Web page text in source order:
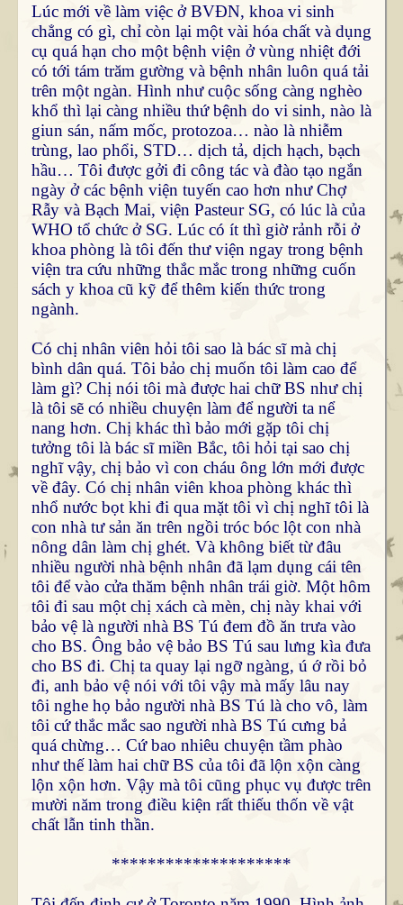
Lúc mới về làm việc ở BVĐN, khoa vi sinh
chẳng có gì, chỉ còn lại một vài hóa chất và dụng
cụ quá hạn cho một bệnh viện ở vùng nhiệt đới
có tới tám trăm gường và bệnh nhân luôn quá tải
trên một ngàn. Hình như cuộc sống càng nghèo
khổ thì lại càng nhiều thứ bệnh do vi sinh, nào là
giun sán, nấm mốc, protozoa… nào là nhiễm
trùng, lao phổi, STD… dịch tả, dịch hạch, bạch
hầu… Tôi được gởi đi công tác và đào tạo ngắn
ngày ở các bệnh viện tuyến cao hơn như Chợ
Rẫy và Bạch Mai, viện Pasteur SG, có lúc là của
WHO tổ chức ở SG. Lúc có ít thì giờ rảnh rỗi ở
khoa phòng là tôi đến thư viện ngay trong bệnh
viện tra cứu những thắc mắc trong những cuốn
sách y khoa cũ kỹ để thêm kiến thức trong
ngành.
Có chị nhân viên hỏi tôi sao là bác sĩ mà chị
bình dân quá. Tôi bảo chị muốn tôi làm cao để
làm gì? Chị nói tôi mà được hai chữ BS như chị
là tôi sẽ có nhiều chuyện làm để người ta nể
nang hơn. Chị khác thì bảo mới gặp tôi chị
tưởng tôi là bác sĩ miền Bắc, tôi hỏi tại sao chị
nghĩ vậy, chị bảo vì con cháu ông lớn mới được
về đây. Có chị nhân viên khoa phòng khác thì
nhổ nước bọt khi đi qua mặt tôi vì chị nghĩ tôi là
con nhà tư sản ăn trên ngồi tróc bóc lột con nhà
nông dân làm chị ghét. Và không biết từ đâu
nhiều người nhà bệnh nhân đã lạm dụng cái tên
tôi để vào cửa thăm bệnh nhân trái giờ. Một hôm
tôi đi sau một chị xách cà mèn, chị này khai với
bảo vệ là người nhà BS Tú đem đồ ăn trưa vào
cho BS. Ông bảo vệ bảo BS Tú sau lưng kìa đưa
cho BS đi. Chị ta quay lại ngỡ ngàng, ú ớ rồi bỏ
đi, anh bảo vệ nói với tôi vậy mà mấy lâu nay
tôi nghe họ bảo người nhà BS Tú là cho vô, làm
tôi cứ thắc mắc sao người nhà BS Tú cưng bả
quá chừng… Cứ bao nhiêu chuyện tầm phào
như thế làm hai chữ BS của tôi đã lộn xộn càng
lộn xộn hơn. Vậy mà tôi cũng phục vụ được trên
mười năm trong điều kiện rất thiếu thốn về vật
chất lẫn tinh thần.
********************